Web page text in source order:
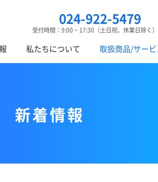
024-922-5479
受付時間：9:00 ~ 17:30（土日祝、休業日除く）
私たちについて 取扱商品/サー
新着情報